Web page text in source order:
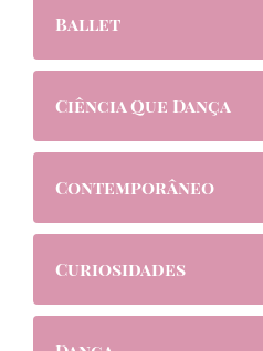
Ballet
Ciência Que Dança
Contemporâneo
Curiosidades